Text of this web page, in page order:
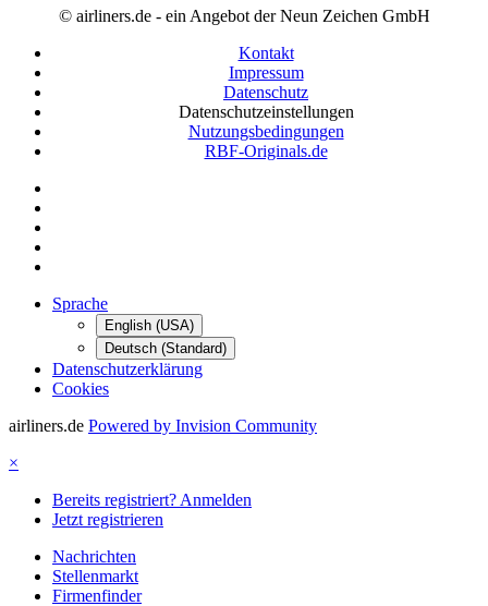
© airliners.de - ein Angebot der Neun Zeichen GmbH
Kontakt
Impressum
Datenschutz
Datenschutzeinstellungen
Nutzungsbedingungen
RBF-Originals.de
Sprache
English (USA)
Deutsch (Standard)
Datenschutzerklärung
Cookies
airliners.de Powered by Invision Community
×
Bereits registriert? Anmelden
Jetzt registrieren
Nachrichten
Stellenmarkt
Firmenfinder